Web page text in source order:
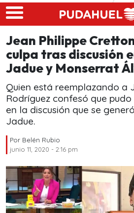
Skip to main content
Jean Philippe
culpa tras discusión
Jadue y Monserrat
Quien está reemplazando a
Rodríguez confesó que
en la discusión que se
Jadue.
Por Belén Rubio
junio 11, 2020 - 2:16 pm